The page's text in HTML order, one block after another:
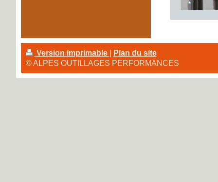
Version imprimable
Plan du site
© ALPES OUTILLAGES PERFORMANCES